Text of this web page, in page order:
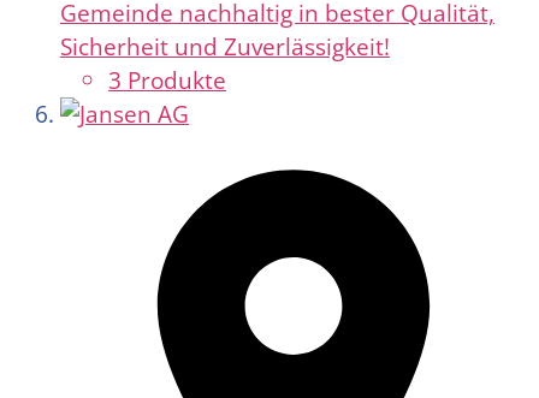
Gemeinde nachhaltig in bester Qualität,
Sicherheit und Zuverlässigkeit!
3 Produkte